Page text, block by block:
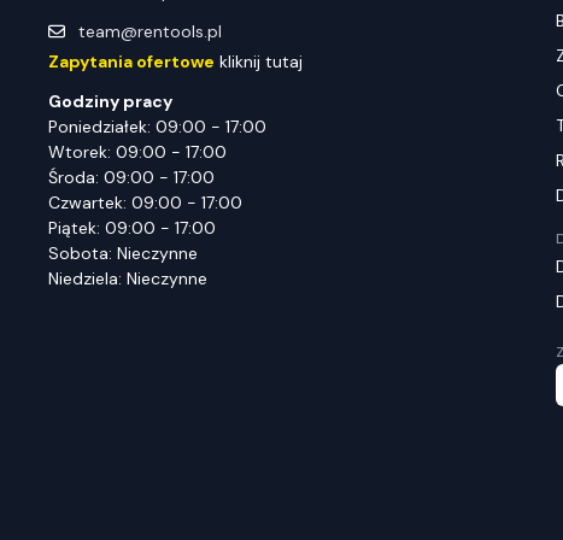
team@rentools.pl
Zapytania ofertowe kliknij tutaj
Godziny pracy
Poniedziałek: 09:00 - 17:00
Wtorek: 09:00 - 17:00
Środa: 09:00 - 17:00
Czwartek: 09:00 - 17:00
Piątek: 09:00 - 17:00
Sobota: Nieczynne
Niedziela: Nieczynne